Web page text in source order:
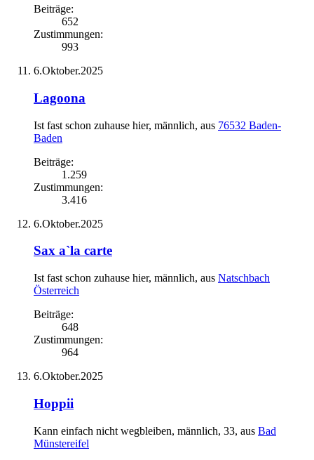
Beiträge:
652
Zustimmungen:
993
6.Oktober.2025
Lagoona
Ist fast schon zuhause hier, männlich, aus 76532 Baden-
Baden
Beiträge:
1.259
Zustimmungen:
3.416
6.Oktober.2025
Sax a`la carte
Ist fast schon zuhause hier, männlich, aus Natschbach
Österreich
Beiträge:
648
Zustimmungen:
964
6.Oktober.2025
Hoppii
Kann einfach nicht wegbleiben, männlich, 33, aus Bad
Münstereifel